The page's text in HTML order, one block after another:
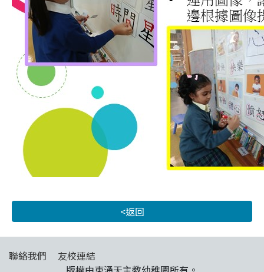
<返回
聯絡我們
友校連結